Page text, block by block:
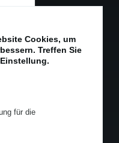
Cookies, um
Treffen Sie
für die